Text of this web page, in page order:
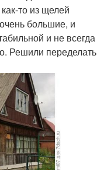
то из щелей
большие, и
и не всегда
Решили переделать